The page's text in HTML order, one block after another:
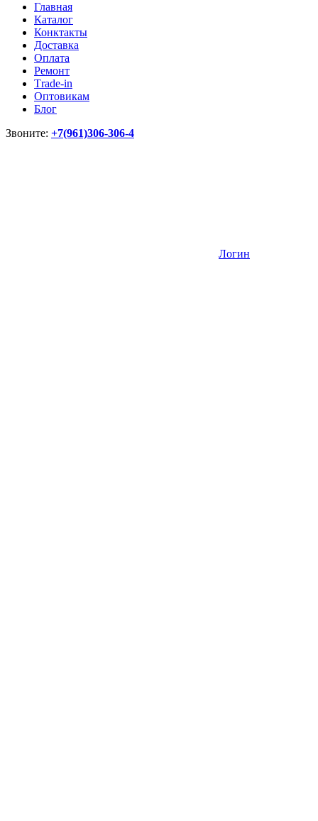
Главная
Каталог
Конктакты
Доставка
Оплата
Ремонт
Тrade-in
Оптовикам
Блог
Звоните: +7(961)306-306-4
Логин